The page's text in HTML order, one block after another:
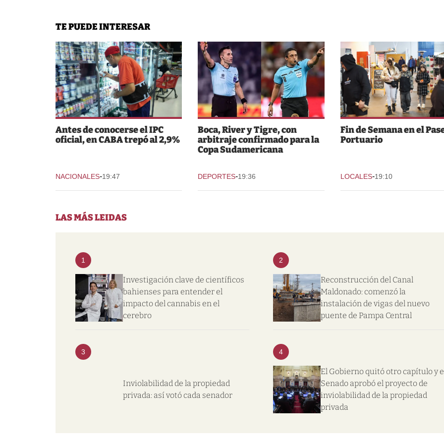
TE PUEDE INTERESAR
Antes de conocerse el IPC
oficial, en CABA trepó al 2,9%
NACIONALES-19:47
Boca, River y Tigre, con
arbitraje confirmado para la
Copa Sudamericana
DEPORTES-19:36
Fin de Semana en el
Portuario
LOCALES-19:10
LAS MÁS LEIDAS
1
Investigación clave de científicos
bahienses para entender el
impacto del cannabis en el
cerebro
2
Reconstrucción del Canal
Maldonado: comenzó la
instalación de vigas del nuevo
puente de Pampa Central
3
Inviolabilidad de la propiedad
privada: así votó cada senador
4
El Gobierno quitó otro capítulo y
Senado aprobó el proyecto de
inviolabilidad de la propiedad
privada